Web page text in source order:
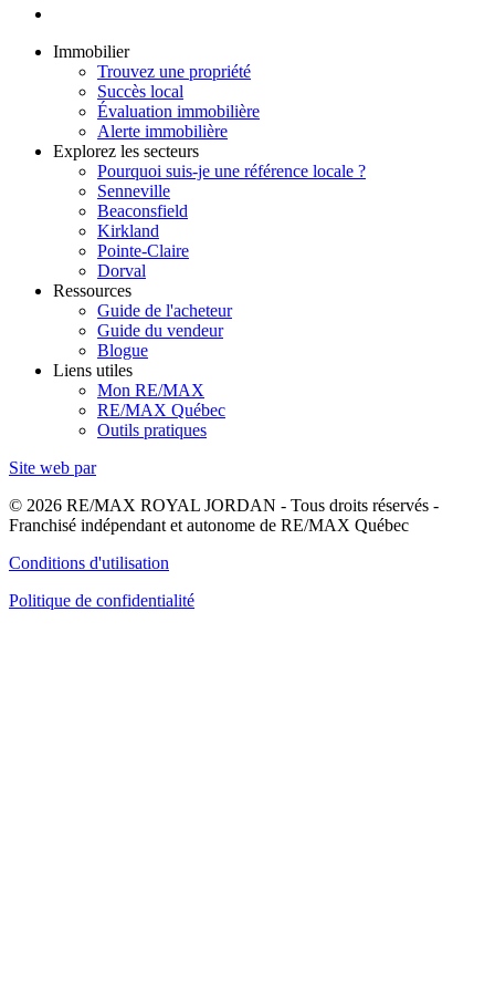
Immobilier
Trouvez une propriété
Succès local
Évaluation immobilière
Alerte immobilière
Explorez les secteurs
Pourquoi suis-je une référence locale ?
Senneville
Beaconsfield
Kirkland
Pointe-Claire
Dorval
Ressources
Guide de l'acheteur
Guide du vendeur
Blogue
Liens utiles
Mon RE/MAX
RE/MAX Québec
Outils pratiques
Site web par
© 2026 RE/MAX ROYAL JORDAN - Tous droits réservés -
Franchisé indépendant et autonome de RE/MAX Québec
Conditions d'utilisation
Politique de confidentialité